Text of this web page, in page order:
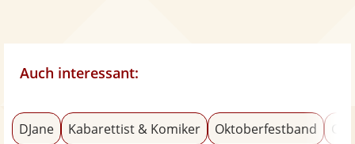
Auch interessant:
DJane Kabarettist & Komiker Oktoberfestband